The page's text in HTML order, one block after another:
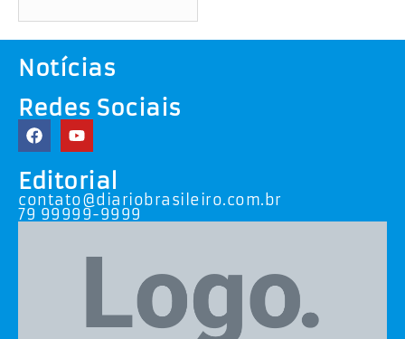
Notícias
Redes Sociais
Editorial
contato@diariobrasileiro.com.br
79 99999-9999